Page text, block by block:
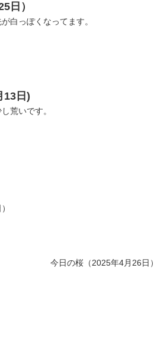
日）
白っぽくなってます。
13日)
荒いです。
今日の桜（2025年4月26日）